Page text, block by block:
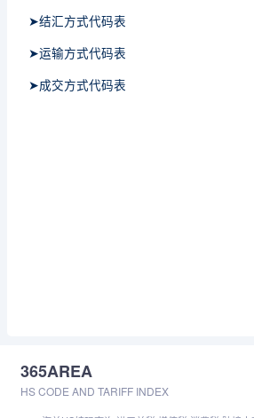
➤结汇方式代码表
➤运输方式代码表
➤成交方式代码表
365AREA
HS CODE AND TARIFF INDEX